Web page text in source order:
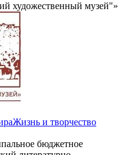
художественный музей"»
Жизнь и творчество
бюджетное